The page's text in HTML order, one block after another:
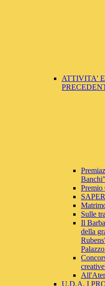
ATTIVITA'
Premio
Sulle
Il
della
U.D.A. I